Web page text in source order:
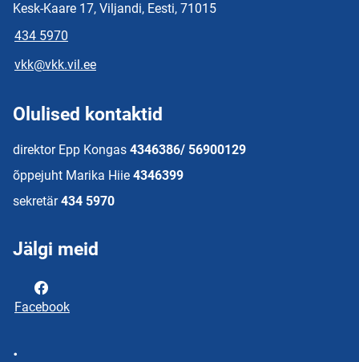
Kesk-Kaare 17, Viljandi, Eesti, 71015
434 5970
vkk@vkk.vil.ee
Olulised kontaktid
direktor Epp Kongas 4346386/ 56900129
õppejuht Marika Hiie 4346399
sekretär 434 5970
Jälgi meid
Facebook
.